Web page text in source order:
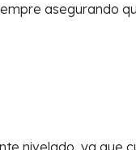
asegurando